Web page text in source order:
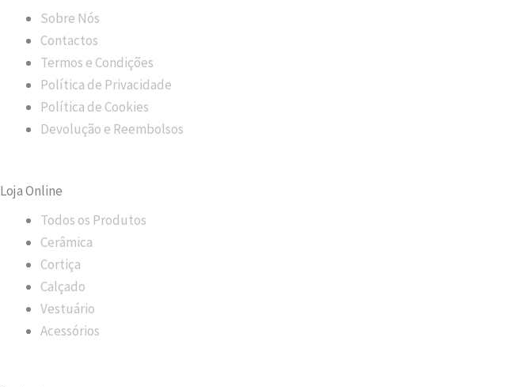
o
o
k
g
r
a
m
Sobre Nós
Contactos
Termos e Condições
Política de Privacidade
Política de Cookies
Devolução e Reembolsos
Loja Online
Todos os Produtos
Cerâmica
Cortiça
Calçado
Vestuário
Acessórios